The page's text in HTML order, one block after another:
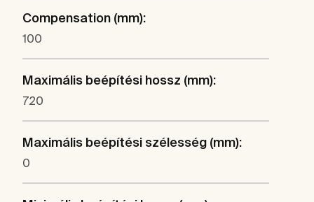
Compensation (mm):
100
Maximális beépítési hossz (mm):
720
Maximális beépítési szélesség (mm):
0